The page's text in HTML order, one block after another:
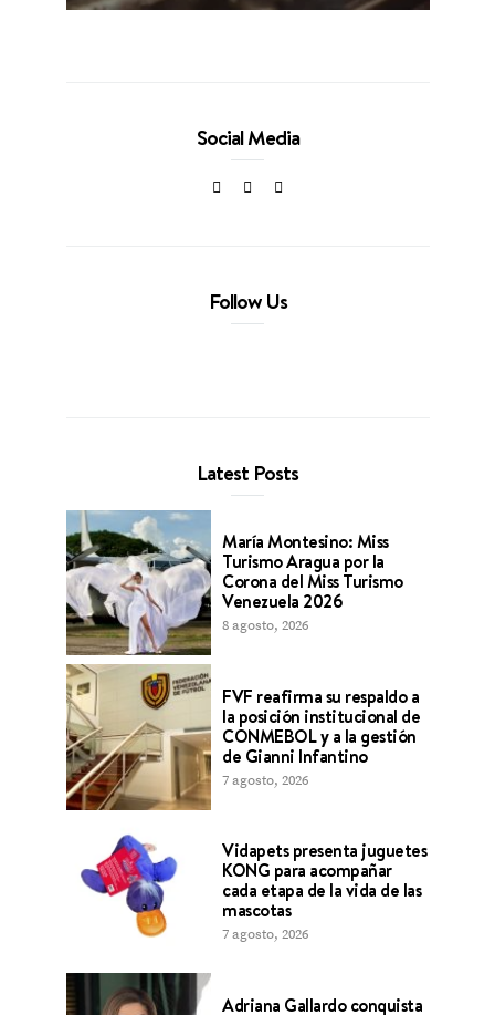
Social Media
Follow Us
Latest Posts
María Montesino: Miss
Turismo Aragua por la
Corona del Miss Turismo
Venezuela 2026
8 agosto, 2026
FVF reafirma su respaldo a
la posición institucional de
CONMEBOL y a la gestión
de Gianni Infantino
7 agosto, 2026
Vidapets presenta juguetes
KONG para acompañar
cada etapa de la vida de las
mascotas
7 agosto, 2026
Adriana Gallardo conquista